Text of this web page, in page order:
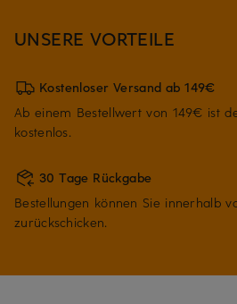
UNSERE VORTEILE
Kostenloser Versand ab 149€
Ab einem Bestellwert von 149€ ist
kostenlos.
30 Tage Rückgabe
Bestellungen können Sie innerhalb
zurückschicken.